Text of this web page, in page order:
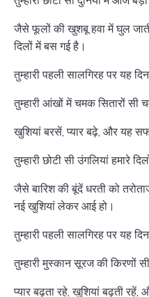
जैसे फूलों की खुशबू हवा में घुल जाती
दिलों में बस गई है।
तुम्हारी पहली सालगिरह पर यह
तुम्हारी आंखों में चमक सितारों सी
खुशियां बरसें, प्यार बढ़े, और यह
तुम्हारी छोटी सी उंगलियां हमारे
जैसे बारिश की बूंदें धरती को
नई खुशियां लेकर आई हो।
तुम्हारी पहली सालगिरह पर यह
तुम्हारी मुस्कान सूरज की किरणों
प्यार बढ़ता रहे, खुशियां बढ़ती